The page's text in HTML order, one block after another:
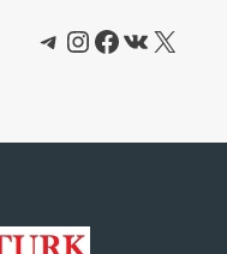
Telegram
Instagram
Facebook
X